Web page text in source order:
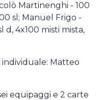
Martinenghi - 100
sl; Manuel Frigo -
d, 4x100 misti mista,
individuale: Matteo
equipaggi e 2 carte